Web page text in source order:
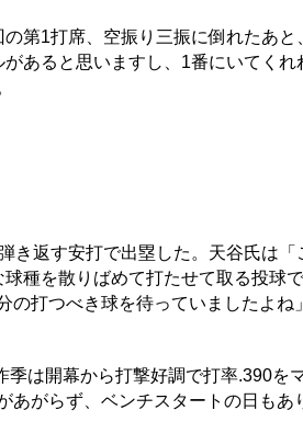
第1打席、空振り三振に倒れたあと
あると思いますし、1番にいてくれ
き返す安打で出塁した。天谷氏は「
種を散りばめて打たせて取る投球
の打つべき球を待っていましたよね
は開幕から打撃好調で打率.390を
あがらず、ベンチスタートの日もあ